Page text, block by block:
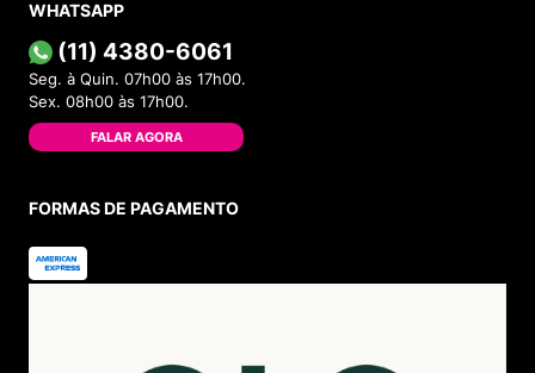
WHATSAPP
(11) 4380-6061
Seg. à Quin. 07h00 às 17h00.
Sex. 08h00 às 17h00.
FALAR AGORA
FORMAS DE PAGAMENTO